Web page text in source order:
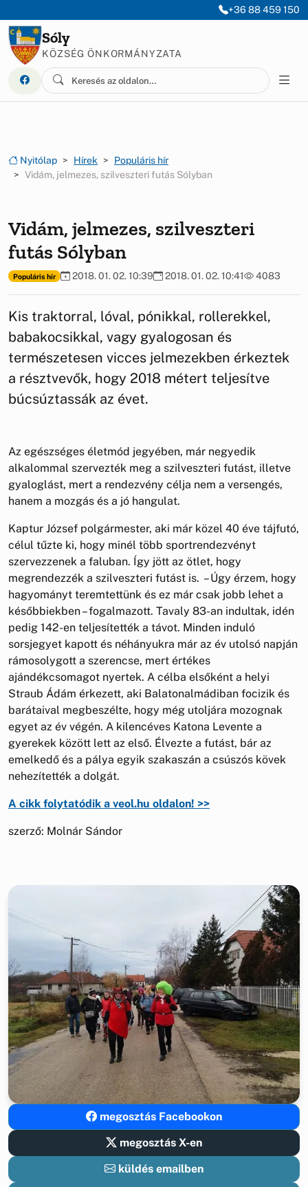
+36 88 459 150
Sóly
KÖZSÉG ÖNKORMÁNYZATA
Nyitólap Hírek
Populáris hír
Vidám, jelmezes, szilveszteri futás Sólyban
Vidám, jelmezes, szilveszteri
futás Sólyban
Populáris hír 2018. 01. 02. 10:39 2018. 01. 02. 10:41 4083
Kis traktorral, lóval, pónikkal, rollerekkel,
babakocsikkal, vagy gyalogosan és
természetesen vicces jelmezekben érkeztek
a résztvevők, hogy 2018 métert teljesítve
búcsúztassák az évet.
Az egészséges életmód jegyében, már negyedik
alkalommal szervezték meg a szilveszteri futást, illetve
gyaloglást, mert a rendezvény célja nem a versengés,
hanem a mozgás és a jó hangulat.
Kaptur József polgármester, aki már közel 40 éve tájfutó,
célul tűzte ki, hogy minél több sportrendezvényt
szervezzenek a faluban. Így jött az ötlet, hogy
megrendezzék a szilveszteri futást is. – Úgy érzem, hogy
hagyományt teremtettünk és ez már csak jobb lehet a
későbbiekben – fogalmazott. Tavaly 83-an indultak, idén
pedig 142-en teljesítették a távot. Minden induló
sorsjegyet kapott és néhányukra már az év utolsó napján
rámosolygott a szerencse, mert értékes
ajándékcsomagot nyertek. A célba elsőként a helyi
Straub Ádám érkezett, aki Balatonalmádiban focizik és
barátaival megbeszélte, hogy még utoljára mozognak
egyet az év végén. A kilencéves Katona Levente a
gyerekek között lett az első. Élvezte a futást, bár az
emelkedő és a pálya egyik szakaszán a csúszós kövek
nehezítették a dolgát.
A cikk folytatódik a veol.hu oldalon! >>
szerző: Molnár Sándor
megosztás Facebookon
megosztás X-en
küldés emailben